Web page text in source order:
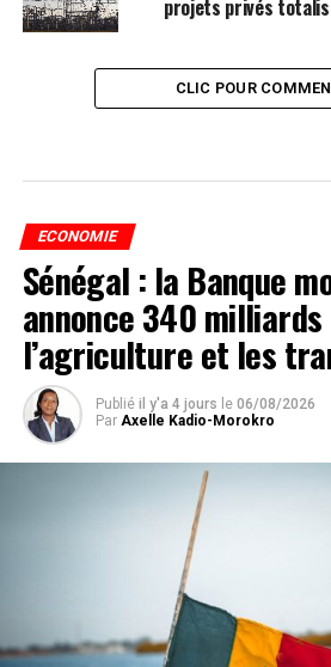
projets privés
CLIC POUR
ECONOMIE
Sénégal : la Banque
annonce 340 milliards
l’agriculture et les
Publié il y'a 4 jours le 06/08/2026
Par Axelle Kadio-Morokro